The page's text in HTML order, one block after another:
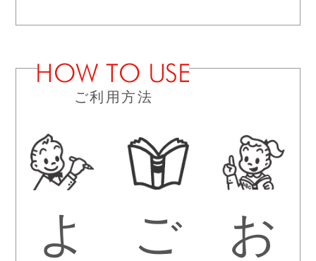
ご利用方法
よ
ご
お